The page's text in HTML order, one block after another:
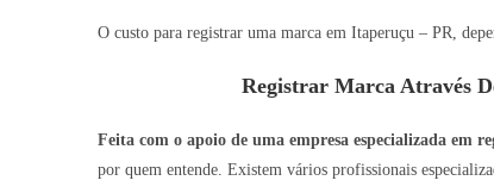
O custo para registrar uma marca em Itaperuçu – PR,
Registrar Marca Através
Feita com o apoio de uma empresa especializada em
por quem entende. Existem vários profissionais